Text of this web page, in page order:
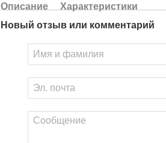
Описание
Характеристики
Новый отзыв или комментарий